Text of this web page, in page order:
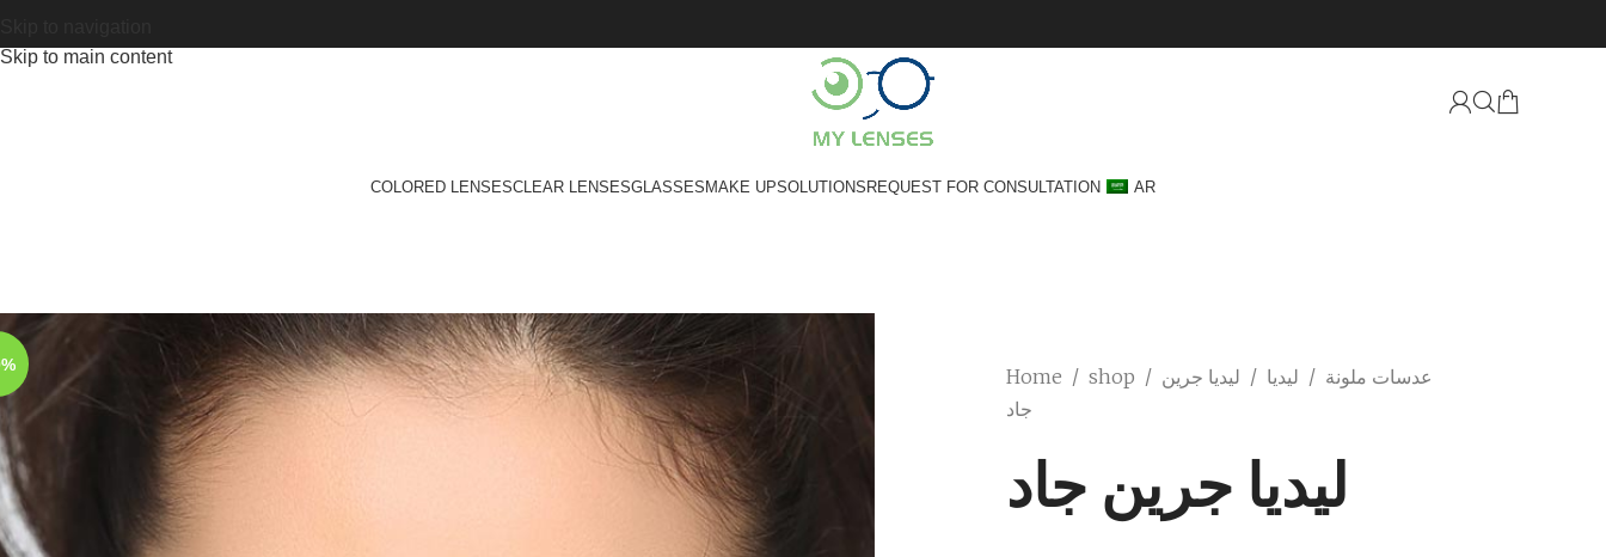
Skip to main content
COLORED LENSESCLEAR LENSESGLASSESMAKE UPSOLUTIONSREQUEST FOR CONSULTATION AR
Home / shop / عدسات ملونة / ليديا / ليديا جرين
جاد
ليديا جرين جاد